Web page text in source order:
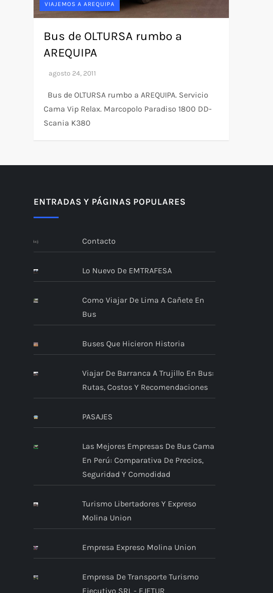
VIAJEMOS A AREQUIPA
Bus de OLTURSA rumbo a
AREQUIPA
Bus de OLTURSA rumbo a AREQUIPA. Servicio
Cama Vip Relax. Marcopolo Paradiso 1800 DD-
Scania K380
ENTRADAS Y PÁGINAS POPULARES
Contacto
Lo Nuevo De EMTRAFESA
Como Viajar De Lima A Cañete En
Bus
Buses Que Hicieron Historia
Viajar De Barranca A Trujillo En Bus:
Rutas, Costos Y Recomendaciones
PASAJES
Las Mejores Empresas De Bus Cama
En Perú: Comparativa De Precios,
Seguridad Y Comodidad
Turismo Libertadores Y Expreso
Molina Union
Empresa Expreso Molina Union
Empresa De Transporte Turismo
Ejecutivo SRL - EJETUR